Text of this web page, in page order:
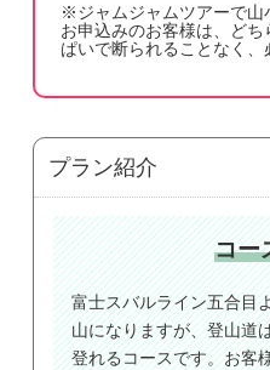
※ジャムジャムツアーで山
お申込みのお客様は、ど
ぱいで断られることなく、
プラン紹介
コー
富士スバルライン五合目
山になりますが、登山道
登れるコースです。お客